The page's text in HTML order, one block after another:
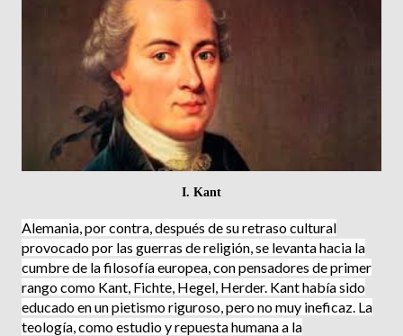
I. Kant
Alemania, por contra, después de su retraso cul­tural
provocado por las guerras de religión, se levanta hacia la
cumbre de la filosofía europea, con pensadores de primer
rango como Kant, Fichte, Hegel, Herder. Kant había sido
educado en un pietismo riguroso, pero no muy ineficaz. La
teología, como estudio y repuesta humana a la